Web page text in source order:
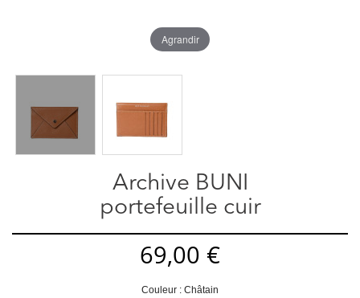
Agrandir
Archive BUNI
portefeuille cuir
69,00 €
Couleur : Châtain